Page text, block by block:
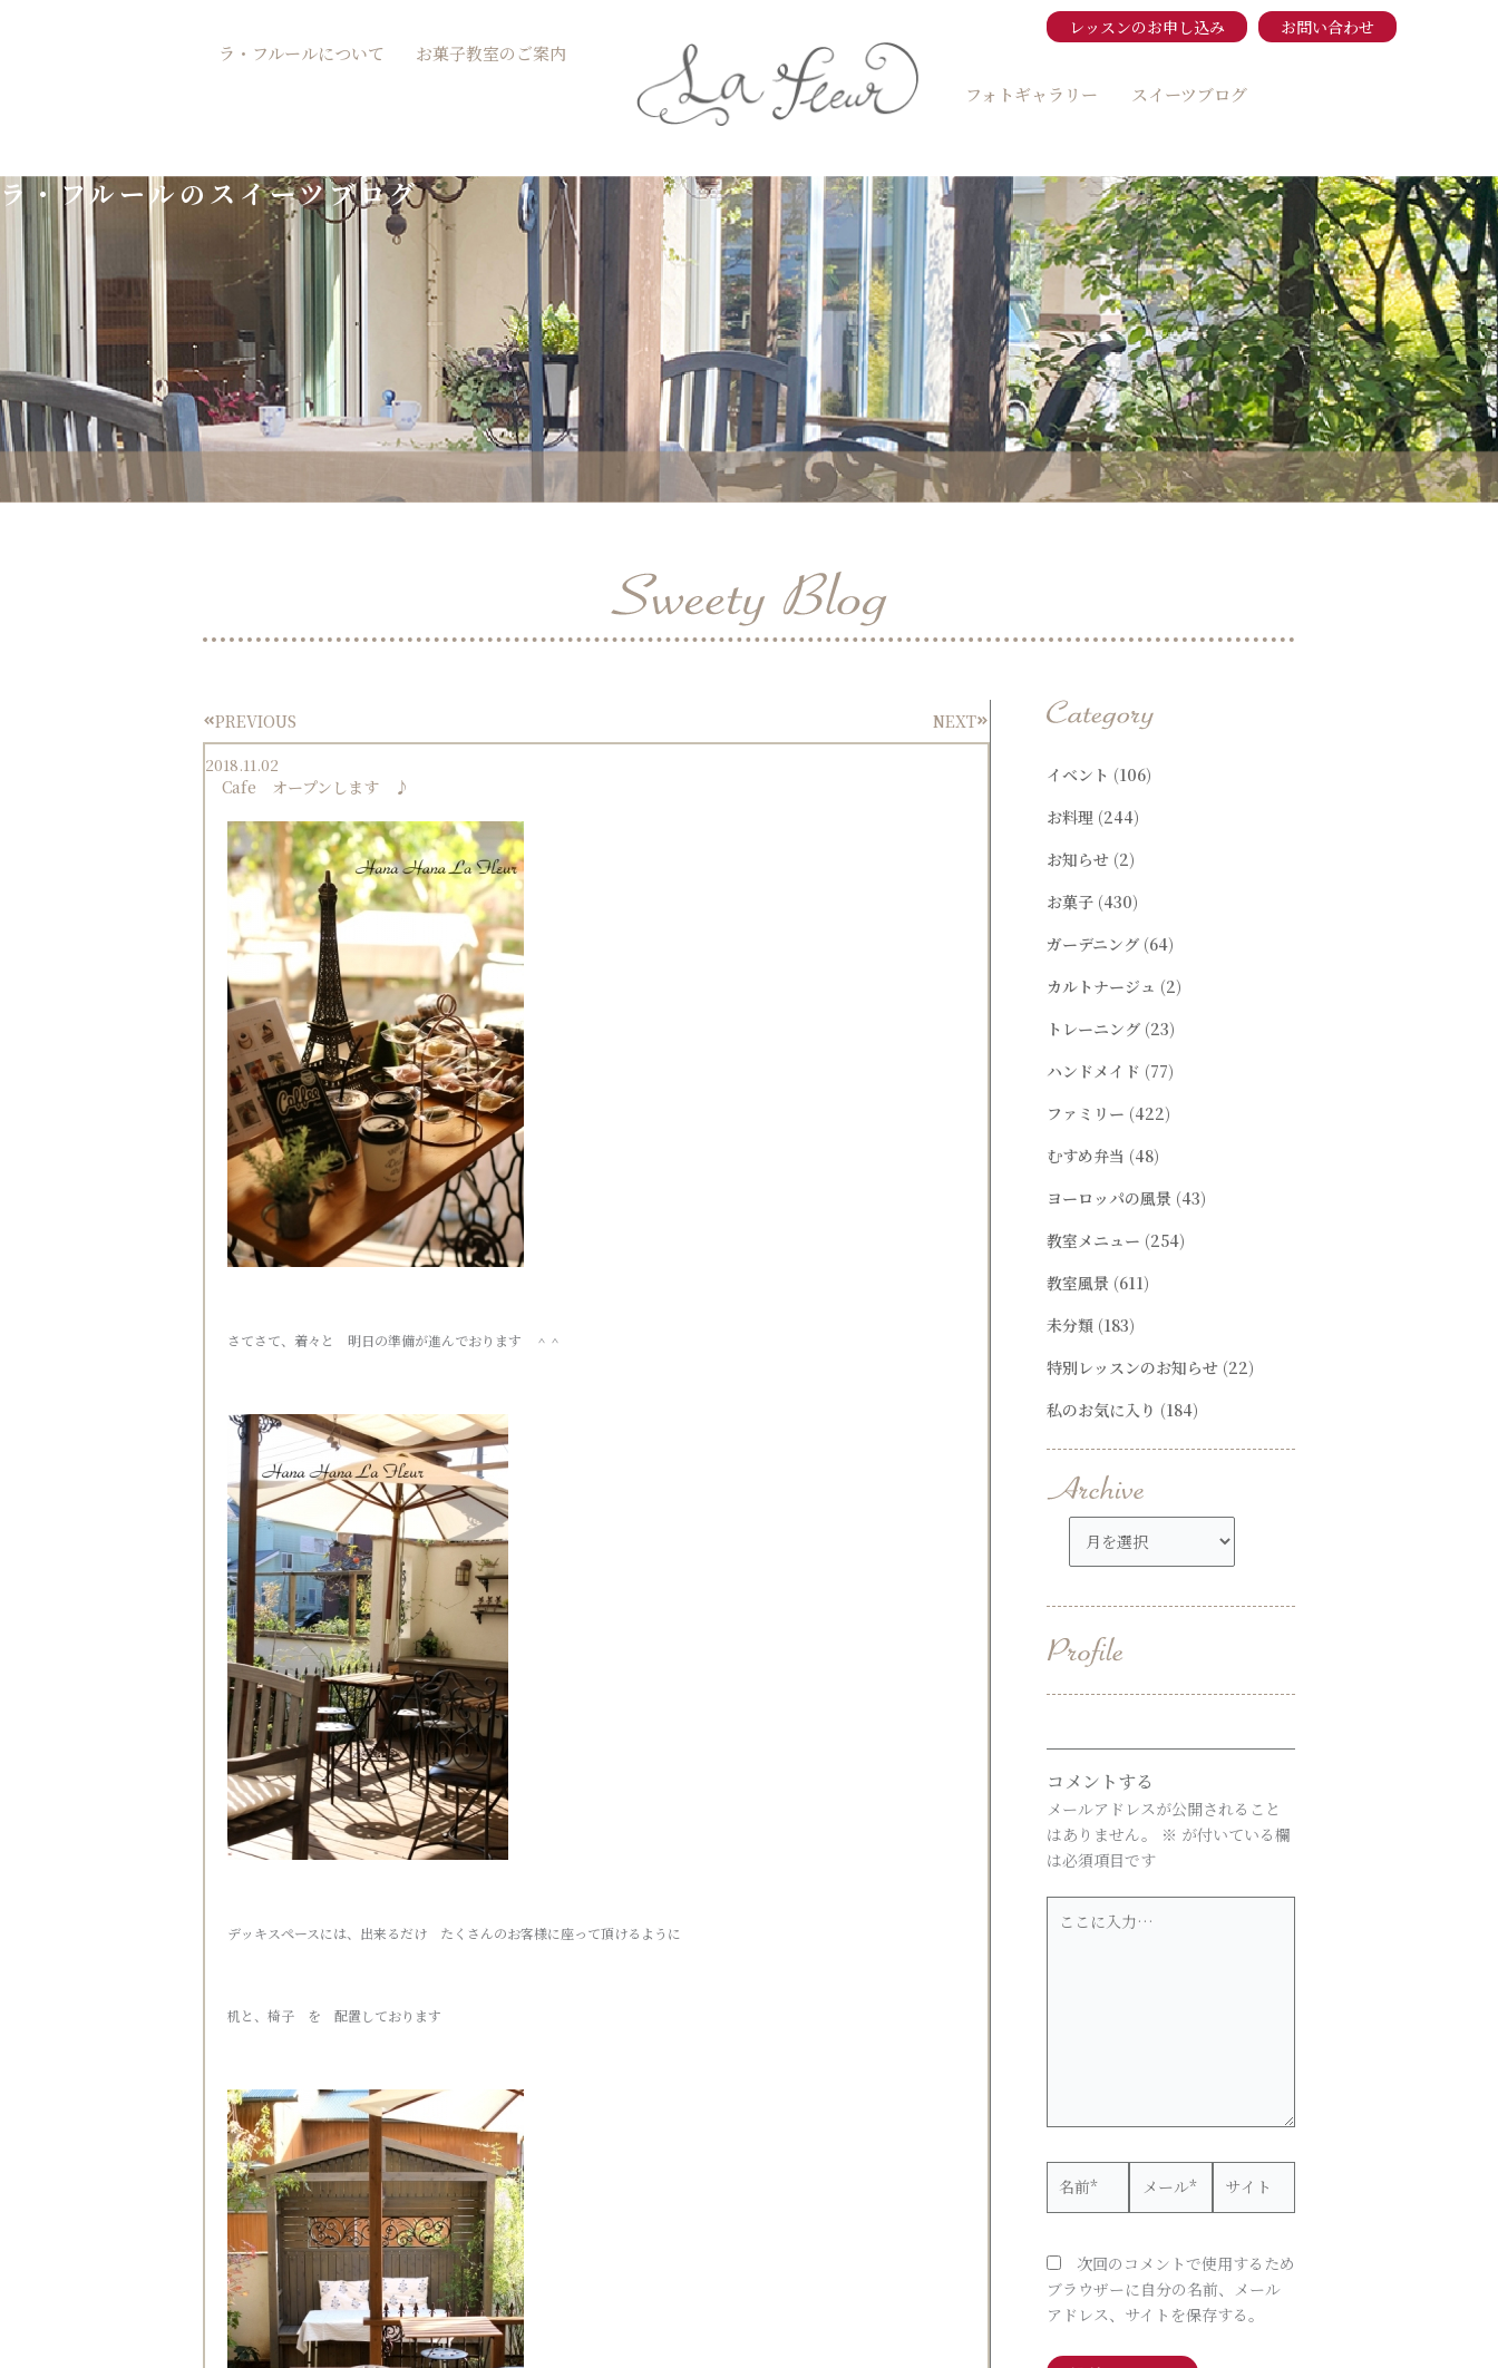
キ
レッスンのお申し込み お問い合わせ
ラ・フルールについて お菓子教室のご案内 Open お菓子教室のご案内
フォトギャラリー スイーツブログ
ラ・フルールのスイーツブログ
PrevPREVIOUS NEXTNext
2018.11.02
Cafe オープンします ♪
さてさて、着々と 明日の準備が進んでおります ＾＾
デッキスペースには、出来るだけ たくさんのお客様に座って頂けるように
机と、椅子 を 配置しております
イベント (106)
お料理 (244)
お知らせ (2)
お菓子(430)
ガーデニング(64)
カルトナージュ (2)
トレーニング(23)
ハンドメイド (77)
ファミリー (422)
むすめ弁当 (48)
ヨーロッパの風景 (43)
教室メニュー (254)
教室風景 (611)
未分類(183)
特別レッスンのお知らせ (22)
私のお気に入り (184)
カ
ブ
コメントする
メールアドレスが公開されること
はありません。
※ が付いている欄
は必須項目です
前
次回のコメントで使用するため
ブラウザーに自分の名前、メール
アドレス、サイトを保存する。